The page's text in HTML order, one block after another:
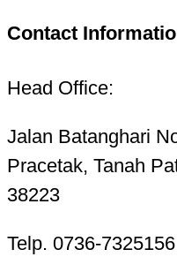
Contact
Head Office:
Jalan Batanghari
Pracetak, Tanah
38223
Telp. 0736-